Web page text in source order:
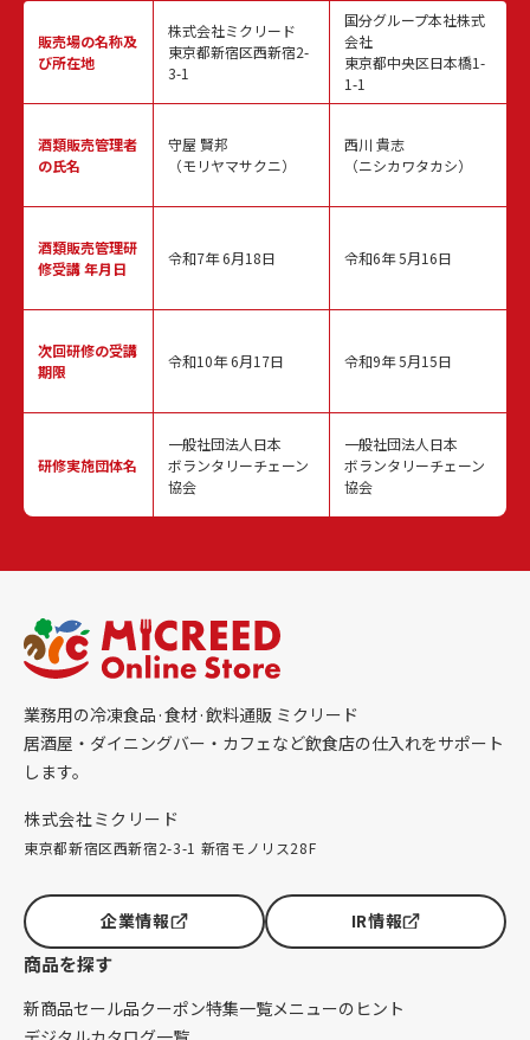
販売場の名称及
び所在地
酒類販売管理者
の氏名
酒類販売管理研
修受講 年月日
次回研修の受講
期限
研修実施団体名
株式会社ミクリード
東京都新宿区西新宿2-
3-1
守屋 賢邦
（モリヤマサクニ）
令和7年 6月18日
令和10年 6月17日
一般社団法人日本
ボランタリーチェーン
協会
国分グループ本社株式
会社
東京都中央区日本橋1-
1-1
西川 貴志
（ニシカワタカシ）
令和6年 5月16日
令和9年 5月15日
一般社団法人日本
ボランタリーチェーン
協会
業務用の冷凍食品·食材·飲料通販 ミクリード
居酒屋・ダイニングバー・カフェなど飲食店の仕入れをサポート
します。
株式会社ミクリード
東京都新宿区西新宿2-3-1 新宿モノリス28F
企業情報 IR情報
商品を探す
新商品セール品クーポン特集一覧メニューのヒント